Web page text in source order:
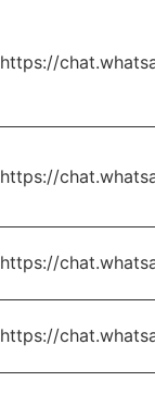
https://
https://
https://
https://